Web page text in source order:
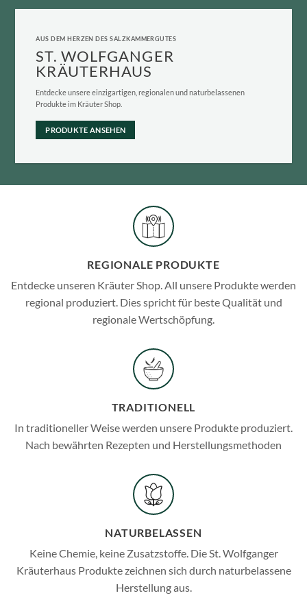
AUS DEM HERZEN DES SALZKAMMERGUTES
ST. WOLFGANGER
KRÄUTERHAUS
Entdecke unsere einzigartigen, regionalen und naturbelassenen
Produkte im Kräuter Shop.
PRODUKTE ANSEHEN
REGIONALE PRODUKTE
Entdecke unseren Kräuter Shop. All unsere Produkte werden
regional produziert. Dies spricht für beste Qualität und
regionale Wertschöpfung.
TRADITIONELL
In traditioneller Weise werden unsere Produkte produziert.
Nach bewährten Rezepten und Herstellungsmethoden
NATURBELASSEN
Keine Chemie, keine Zusatzstoffe. Die St. Wolfganger
Kräuterhaus Produkte zeichnen sich durch naturbelassene
Herstellung aus.